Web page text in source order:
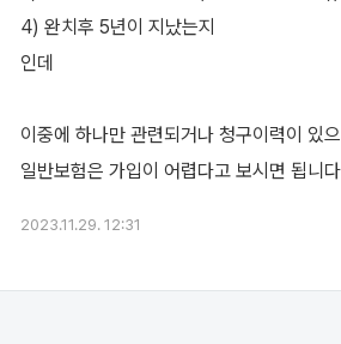
4) 완치후 5년이 지났는지
인데
이중에 하나만 관련되거나 청구이력이 있
2023.11.29. 12:31